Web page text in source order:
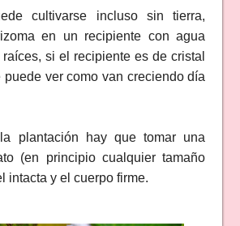
cultivarse incluso sin tierra,
en un recipiente con agua
si el recipiente es de cristal
puede ver como van creciendo día
plantación hay que tomar una
(en principio cualquier tamaño
intacta y el cuerpo firme.